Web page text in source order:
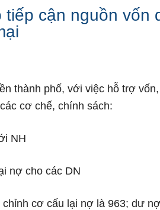
cận nguồn vốn
thành phố, với việc hỗ trợ
cơ chế, chính sách:
NH
nợ cho các DN
cơ cấu lại nợ là 963; dư